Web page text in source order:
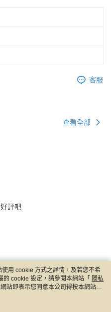
客服
查看全部
評吧
用 cookie 方式之詳情，及若您不希
cookie 設定，請參閱本網站「 隱私
站即表示您同意本公司得按本網站使